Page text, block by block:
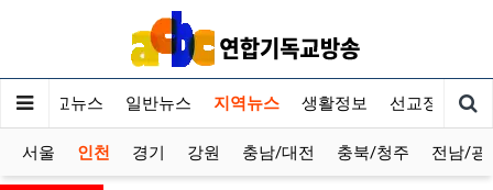
기독교뉴스 일반뉴스 지역뉴스 생활정보 선교정보
서울 인천 경기 강원 충남/대전 충북/청주 전남/광